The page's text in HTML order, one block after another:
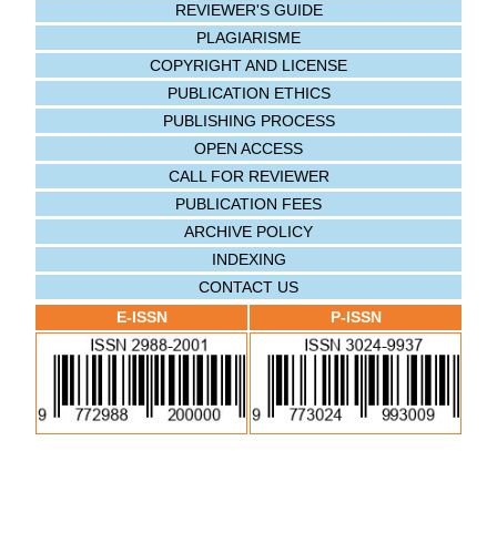
REVIEWER'S GUIDE
PLAGIARISME
COPYRIGHT AND LICENSE
PUBLICATION ETHICS
PUBLISHING PROCESS
OPEN ACCESS
CALL FOR REVIEWER
PUBLICATION FEES
ARCHIVE POLICY
INDEXING
CONTACT US
E-ISSN
P-ISSN